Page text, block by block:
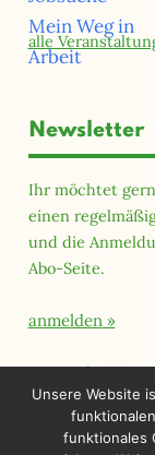
alle
Newsletter
Ihr möchtet
einen
und die
Abo-Seite.
anmelden
Unsere Website
funktionales